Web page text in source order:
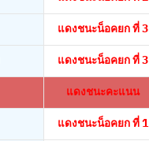
แดงชนะน็อคยก ที่ 3
แดงชนะน็อคยก ที่ 3
แดงชนะคะแนน
แดงชนะน็อคยก ที่ 1